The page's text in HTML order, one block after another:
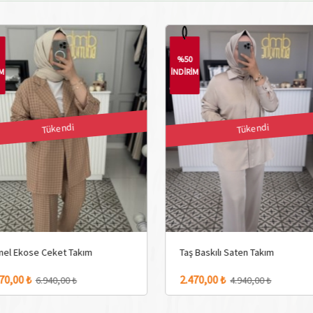
Tükendi
Ekose Ceket Takım
₺ 6.940,00 ₺
%50
İNDİRİM
Tükendi
Taş Baskılı Saten Takım
2.470,00 ₺ 4.940,00 ₺